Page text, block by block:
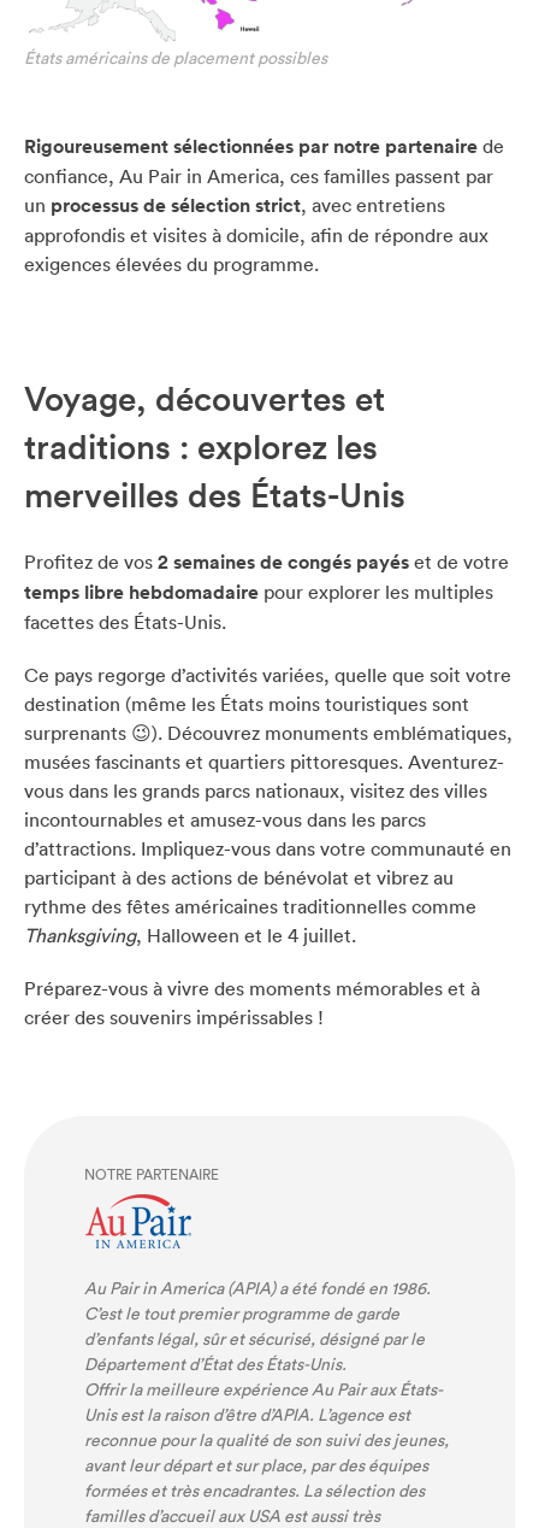
États américains de placement possibles
Rigoureusement sélectionnées par notre partenaire de
confiance, Au Pair in America, ces familles passent par
un processus de sélection strict, avec entretiens
approfondis et visites à domicile, afin de répondre aux
exigences élevées du programme.
Voyage, découvertes et
traditions : explorez les
merveilles des États-Unis
Profitez de vos 2 semaines de congés payés et de votre
temps libre hebdomadaire pour explorer les multiples
facettes des États-Unis.
Ce pays regorge d’activités variées, quelle que soit votre
destination (même les États moins touristiques sont
surprenants 😉). Découvrez monuments emblématiques,
musées fascinants et quartiers pittoresques. Aventurez-
vous dans les grands parcs nationaux, visitez des villes
incontournables et amusez-vous dans les parcs
d’attractions. Impliquez-vous dans votre communauté en
participant à des actions de bénévolat et vibrez au
rythme des fêtes américaines traditionnelles comme
Thanksgiving, Halloween et le 4 juillet.
Préparez-vous à vivre des moments mémorables et à
créer des souvenirs impérissables !
NOTRE PARTENAIRE
Au Pair in America (APIA) a été fondé en 1986.
C’est le tout premier programme de garde
d’enfants légal, sûr et sécurisé, désigné par le
Département d’État des États-Unis.
Offrir la meilleure expérience Au Pair aux États-
Unis est la raison d’être d’APIA. L’agence est
reconnue pour la qualité de son suivi des jeunes,
avant leur départ et sur place, par des équipes
formées et très encadrantes. La sélection des
familles d’accueil aux USA est aussi très